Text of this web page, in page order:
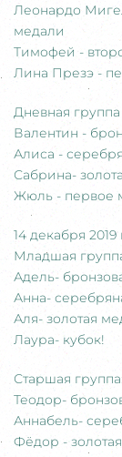
Леонардо
медали
Тимофей -
Лина Презэ -
Дневная группа
Валентин -
Алиса -
Сабрина-
Жюль - первое
14 декабря 2019
Младшая
Адель-
Анна-
Аля- золотая
Лаура- кубок!
Старшая группа:
Теодор-
Аннабель-
Фёдор -